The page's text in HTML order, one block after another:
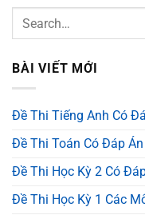
BÀI VIẾT MỚI
Đề Thi Tiếng Anh Có
Đề Thi Toán Có Đáp
Đề Thi Học Kỳ 2 Có
Đề Thi Học Kỳ 1 Các